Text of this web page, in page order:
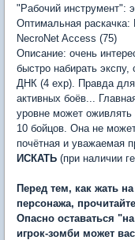
"Рабочий инструмент":
Оптимальная раскачка:
NecroNet Access (75)
Описание: очень
быстро набирать
ДНК (4 exp). Правда для
активных боёв...
уровне может
10 бойцов. Она не
почётная и уважаемая
ИСКАТЬ (при наличии
Перед тем, как жать
персонажа,
Опасно оставаться
игрок-зомби может